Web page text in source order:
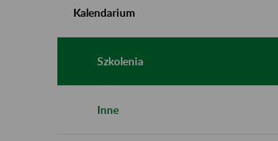
Kalendarium
Szkolenia
Inne